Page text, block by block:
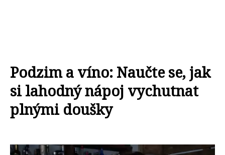
Podzim a víno: Naučte se, jak
si lahodný nápoj vychutnat
plnými doušky